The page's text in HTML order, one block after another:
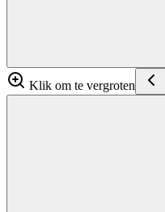
Klik om te vergroten